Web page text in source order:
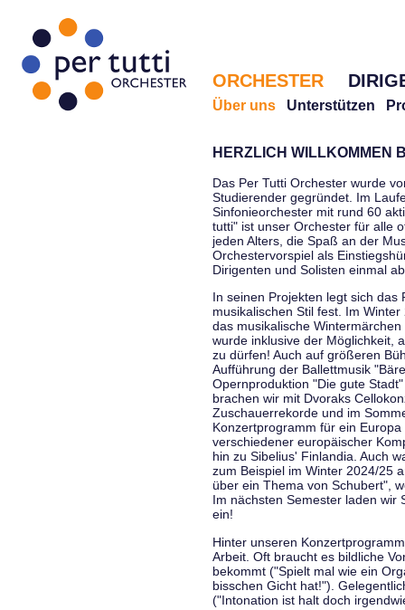
ORCHESTER
Über uns Unterstützen
HERZLICH WILLKOMMEN
Das Per Tutti Orchester wurde
Studierender gegründet. Im
Sinfonieorchester mit rund 60
tutti" ist unser Orchester für alle
jeden Alters, die Spaß an der
Orchestervorspiel als
Dirigenten und Solisten einmal
In seinen Projekten legt sich das
musikalischen Stil fest. Im
das musikalische
wurde inklusive der Möglichkeit,
zu dürfen! Auch auf größeren
Aufführung der Ballettmusik
Opernproduktion "Die gute
brachen wir mit Dvoraks
Zuschauerrekorde und im
Konzertprogramm für ein
verschiedener europäischer
hin zu Sibelius' Finlandia. Auch
zum Beispiel im Winter 2024/25
über ein Thema von Schubert",
Im nächsten Semester laden wir
ein!
Hinter unseren
Arbeit. Oft braucht es bildliche
bekommt ("Spielt mal wie ein
bisschen Gicht hat!").
("Intonation ist halt doch